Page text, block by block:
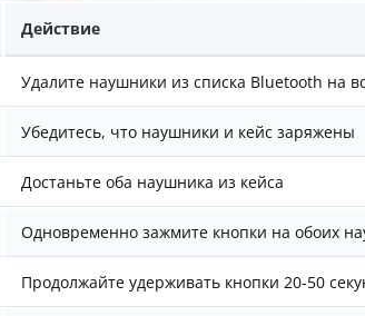
Действие
Удалите наушники из списка Bluetooth на
Убедитесь, что наушники и кейс заряжены
Достаньте оба наушника из кейса
Одновременно зажмите кнопки на обоих
Продолжайте удерживать кнопки 20-50